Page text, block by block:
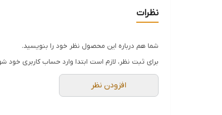
نظرات
شما هم درباره این محصول نظر خود را بنویسید.
برای ثبت نظر، لازم است ابتدا وارد حساب کاربری خود
افزودن نظر